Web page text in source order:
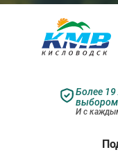
Более
выбором
И с